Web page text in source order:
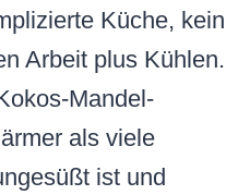
Küche, kein
Arbeit plus Kühlen.
Mandel-
als viele
ist und